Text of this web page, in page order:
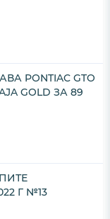
PONTIAC GTO
GOLD ЗА 89
Г №13